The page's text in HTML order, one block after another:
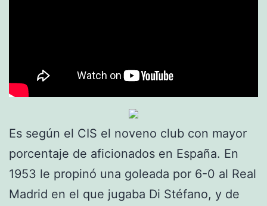
Es según el CIS el noveno club con mayor
porcentaje de aficionados en España. En
1953 le propinó una goleada por 6-0 al Real
Madrid en el que jugaba Di Stéfano, y de